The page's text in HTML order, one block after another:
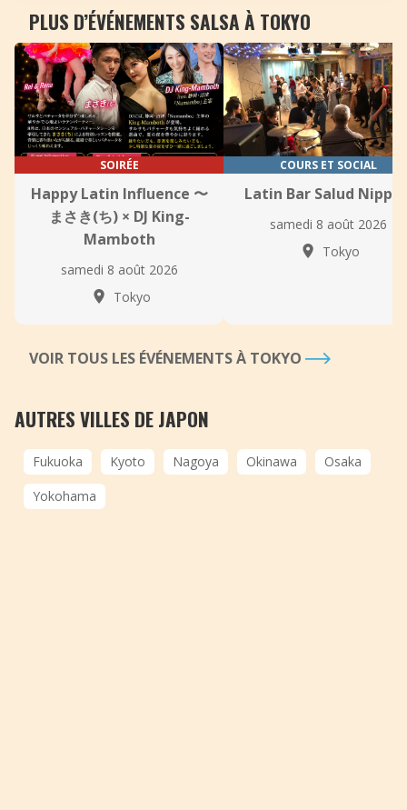
PLUS D’ÉVÉNEMENTS SALSA À TOKYO
SOIRÉE
Happy Latin Influence 〜
まさき(ち) × DJ King-
Mamboth
samedi 8 août 2026
Tokyo
COURS ET SOCIAL
Latin Bar Salud
samedi 8 août 2026
Tokyo
VOIR TOUS LES ÉVÉNEMENTS À TOKYO
AUTRES VILLES DE JAPON
Fukuoka Kyoto Nagoya Okinawa
Osaka
Yokohama